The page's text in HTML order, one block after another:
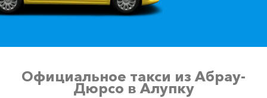
Официальное такси из Абрау-
Дюрсо в Алупку